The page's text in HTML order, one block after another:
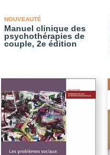
NOUVEAUTÉ
Manuel clinique des
psychothérapies de
couple, 2e édition